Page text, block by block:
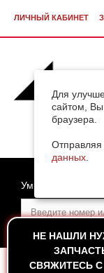
Для
сайтом,
браузера.
Отправляя
данных
ЛИЧНЫЙ КАБИНЕТ
НЕ НАШЛИ
CВЯЖИТЕСЬ
Умный поиск